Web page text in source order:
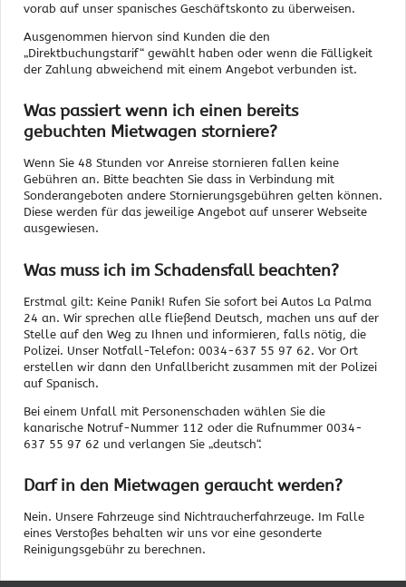
vorab auf unser spanisches Geschäftskonto zu überweisen.
Ausgenommen hiervon sind Kunden die den
„Direktbuchungstarif“ gewählt haben oder wenn die Fälligkeit
der Zahlung abweichend mit einem Angebot verbunden ist.
Was passiert wenn ich einen bereits
gebuchten Mietwagen storniere?
Wenn Sie 48 Stunden vor Anreise stornieren fallen keine
Gebühren an. Bitte beachten Sie dass in Verbindung mit
Sonderangeboten andere Stornierungsgebühren gelten können.
Diese werden für das jeweilige Angebot auf unserer Webseite
ausgewiesen.
Was muss ich im Schadensfall beachten?
Erstmal gilt: Keine Panik! Rufen Sie sofort bei Autos La Palma
24 an. Wir sprechen alle fließend Deutsch, machen uns auf der
Stelle auf den Weg zu Ihnen und informieren, falls nötig, die
Polizei. Unser Notfall-Telefon: 0034-637 55 97 62. Vor Ort
erstellen wir dann den Unfallbericht zusammen mit der Polizei
auf Spanisch.
Bei einem Unfall mit Personenschaden wählen Sie die
kanarische Notruf-Nummer 112 oder die Rufnummer 0034-
637 55 97 62 und verlangen Sie „deutsch“.
Darf in den Mietwagen geraucht werden?
Nein. Unsere Fahrzeuge sind Nichtraucherfahrzeuge. Im Falle
eines Verstoßes behalten wir uns vor eine gesonderte
Reinigungsgebühr zu berechnen.